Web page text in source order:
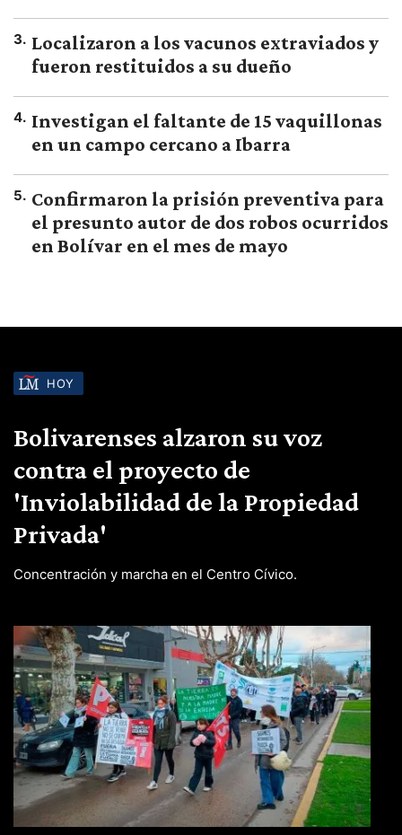
3. Localizaron a los vacunos extraviados y
fueron restituidos a su dueño
4. Investigan el faltante de 15 vaquillonas
en un campo cercano a Ibarra
5. Confirmaron la prisión preventiva para
el presunto autor de dos robos ocurridos
en Bolívar en el mes de mayo
HOY
Bolivarenses alzaron su voz
contra el proyecto de
'Inviolabilidad de la Propiedad
Privada'
Concentración y marcha en el Centro Cívico.